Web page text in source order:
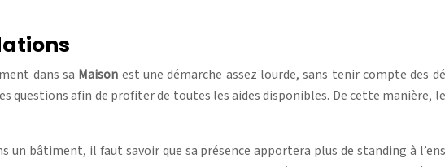
dans sa Maison est une démarche assez lourde, sans tenir compte des
questions afin de profiter de toutes les aides disponibles. De cette manière,
un bâtiment, il faut savoir que sa présence apportera plus de standing à